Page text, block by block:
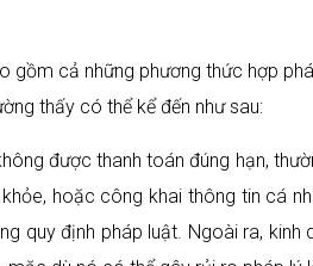
gồm cả những phương thức hợp
thấy có thể kể đến như sau:
được thanh toán đúng hạn,
hoặc công khai thông tin cá
quy định pháp luật. Ngoài ra,